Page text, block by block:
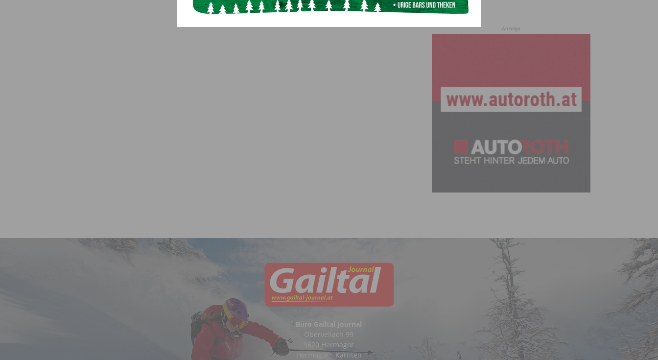
Anzeige
Büro Gailtal Journal
Obervellach 99
9620 Hermagor
Hermagor - Kärnten